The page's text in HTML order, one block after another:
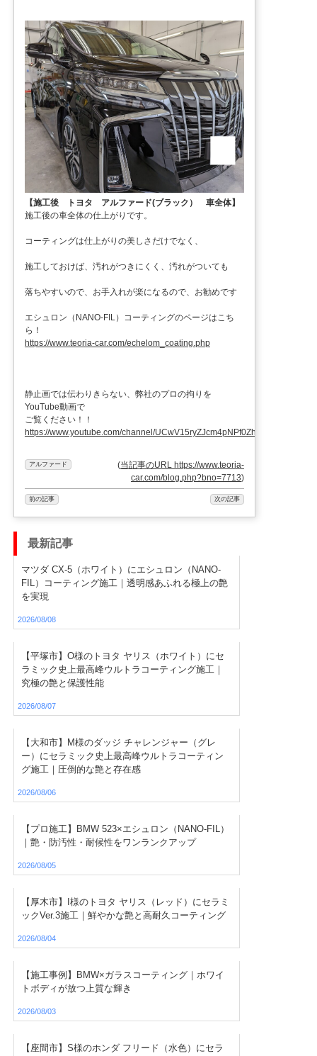
【施工後 トヨタ アルファード(ブラック） 車全体】
施工後の車全体の仕上がりです。
コーティングは仕上がりの美しさだけでなく、
施工しておけば、汚れがつきにくく、汚れがついても
落ちやすいので、お手入れが楽になるので、お勧めです
エシュロン（NANO-FIL）コーティングのページはこち
ら！
https://www.teoria-car.com/echelom_coating.php
静止画では伝わりきらない、弊社のプロの拘りを
YouTube動画で
ご覧ください！！
https://www.youtube.com/channel/UCwV15ryZJcm4pNPf0ZhXu9g
アルファード (当記事のURL https://www.teoria-
car.com/blog.php?bno=7713)
前の記事 次の記事
最新記事
マツダ CX-5（ホワイト）にエシュロン（NANO-
FIL）コーティング施工｜透明感あふれる極上の艶
を実現
2026/08/08
【平塚市】O様のトヨタ ヤリス（ホワイト）にセ
ラミック史上最高峰ウルトラコーティング施工｜
究極の艶と保護性能
2026/08/07
【大和市】M様のダッジ チャレンジャー（グレ
ー）にセラミック史上最高峰ウルトラコーティン
グ施工｜圧倒的な艶と存在感
2026/08/06
【プロ施工】BMW 523×エシュロン（NANO-FIL）
｜艶・防汚性・耐候性をワンランクアップ
2026/08/05
【厚木市】I様のトヨタ ヤリス（レッド）にセラミ
ックVer.3施工｜鮮やかな艶と高耐久コーティング
2026/08/04
【施工事例】BMW×ガラスコーティング｜ホワイ
トボディが放つ上質な輝き
2026/08/03
【座間市】S様のホンダ フリード（水色）にセラ